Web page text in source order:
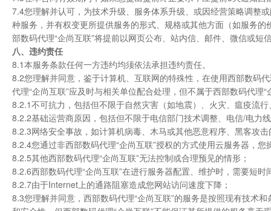
7.4您理解并认可，为技术升级、服务体系升级、或因经营策略调整
种服务，并有权变更所提供服务的形式、规格或其他方面（如服务
部数码代理“企尚互联”将提前以网页公布、站内信、邮件、微信或短
八、违约责任
8.1本服务条款任何一方违约均须依法承担违约责任。
8.2您理解并同意，鉴于计算机、互联网的特殊性，在使用西部数码
代理“企尚互联”应及时与相关单位配合处理，但不属于西部数码代理“
8.2.1不可抗力，包括但不限于自然灾害（如地震）、火灾、瘟疫流
8.2.2基础运营商原因，包括但不限于电信部门技术调整、电信/电力
8.2.3网络安全事故，如计算机病毒、木马或其他恶意程序、黑客攻
8.2.4您通过非西部数码代理“企尚互联”授权的方式使用云服务器，
8.2.5其他西部数码代理“企尚互联”无法控制或合理预见的情形；
8.2.6西部数码代理“企尚互联”在进行服务器配置、维护时，需要短时
8.2.7由于Internet上的通路阻塞造成您网站访问速度下降；
8.3您理解并同意，西部数码代理“企尚互联”的服务是按照现有技术